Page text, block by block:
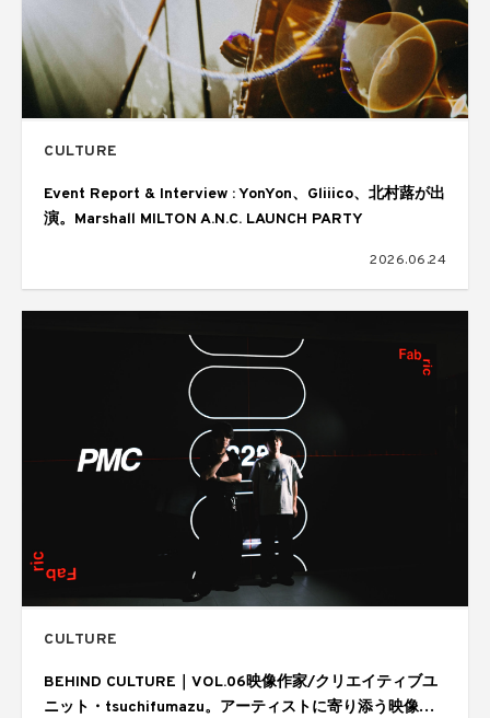
CULTURE
Event Report & Interview : YonYon、Gliiico、北村蕗が出
演。Marshall MILTON A.N.C. LAUNCH PARTY
2026.06.24
CULTURE
BEHIND CULTURE｜VOL.06映像作家/クリエイティブユ
ニット・tsuchifumazu。アーティストに寄り添う映像表